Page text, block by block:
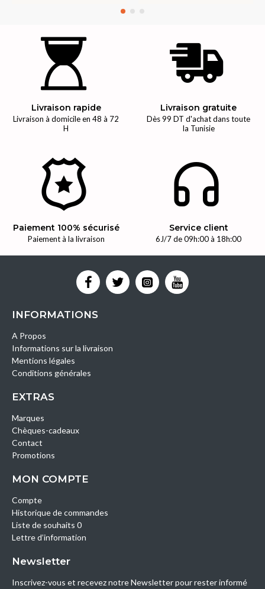
Livraison rapide
Livraison à domicile en 48 à 72
H
Livraison gratuite
Dès 99 DT d'achat dans toute
la Tunisie
Paiement 100% sécurisé
Paiement à la livraison
Service client
6J/7 de 09h:00 à 18h:00
INFORMATIONS
A Propos
Informations sur la livraison
Mentions légales
Conditions générales
EXTRAS
Marques
Chèques-cadeaux
Contact
Promotions
MON COMPTE
Compte
Historique de commandes
Liste de souhaits 0
Lettre d’information
Newsletter
Inscrivez-vous et recevez notre Newsletter pour rester informé